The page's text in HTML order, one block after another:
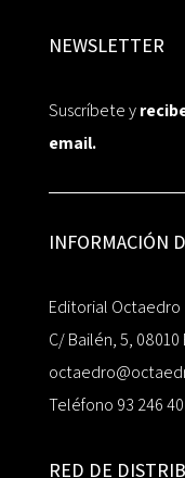
NEWSLETTER
Suscríbete y
email.
INFORMACIÓN
Editorial Octaedro
C/ Bailén, 5,
Teléfono 93 246
RED DE